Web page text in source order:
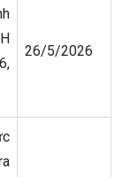
26/5/2026